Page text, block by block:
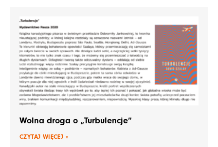
Wolna droga o „Turbulencje”
CZYTAJ WIĘCEJ »